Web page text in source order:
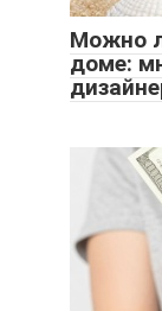
Можно
доме: